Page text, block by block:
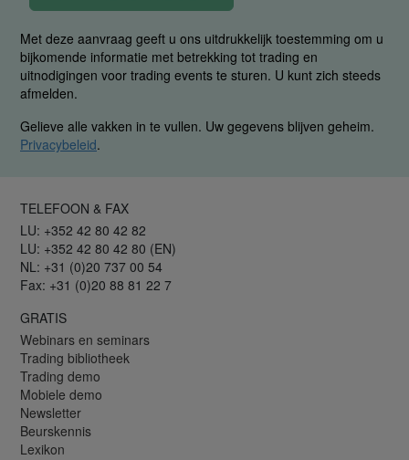
Met deze aanvraag geeft u ons uitdrukkelijk toestemming om u
bijkomende informatie met betrekking tot trading en
uitnodigingen voor trading events te sturen. U kunt zich steeds
afmelden.
Gelieve alle vakken in te vullen. Uw gegevens blijven geheim.
Privacybeleid.
TELEFOON & FAX
LU: +352 42 80 42 82
LU: +352 42 80 42 80 (EN)
NL: +31 (0)20 737 00 54
Fax: +31 (0)20 88 81 22 7
GRATIS
Webinars en seminars
Trading bibliotheek
Trading demo
Mobiele demo
Newsletter
Beurskennis
Lexikon